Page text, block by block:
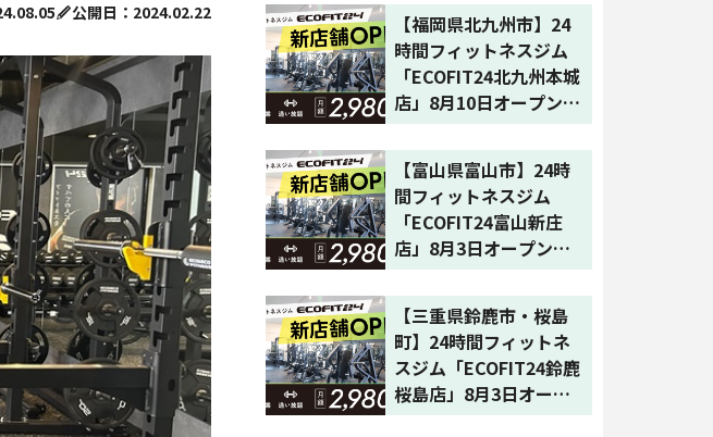
公開日：2024.02.22
【福岡県北九州市】24
時間フィットネスジム
「ECOFIT24北九州本城
店」8月10日オープン｜
福岡県3店舗目・全国65
店舗目
【富山県富山市】24時
間フィットネスジム
「ECOFIT24富山新庄
店」8月3日オープン｜
富山県初・全国64店舗
目
【三重県鈴鹿市・桜島
町】24時間フィットネ
スジム「ECOFIT24鈴鹿
桜島店」8月3日オープ
ン｜全国63店舗目